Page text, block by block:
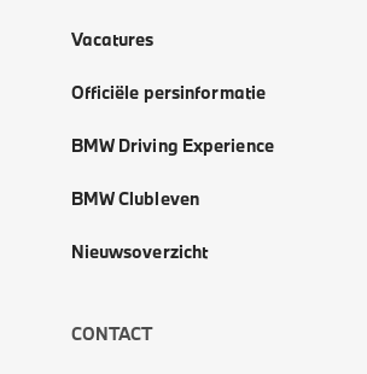
Vacatures
Officiële persinformatie
BMW Driving Experience
BMW Clubleven
Nieuwsoverzicht
CONTACT